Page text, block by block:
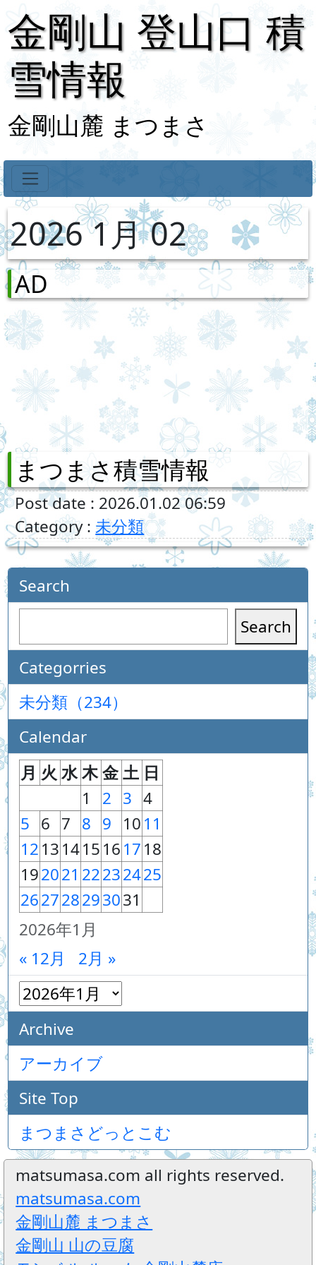
金剛山 登山口 積
雪情報
金剛山麓 まつまさ
2026 1月 02
AD
まつまさ積雪情報
Post date : 2026.01.02 06:59
Category :未分類
Search
Search
Categorries
未分類（234）
Calendar
2026年1月
月 火 水木金 土 日
1
2 3 4
5 6 7 8 9 1011
12131415161718
192021 22232425
262728293031
« 12月 2月 »
Archive
アーカイブ
Site Top
まつまさどっとこむ
matsumasa.com all rights reserved.
matsumasa.com
金剛山麓 まつまさ
金剛山 山の豆腐